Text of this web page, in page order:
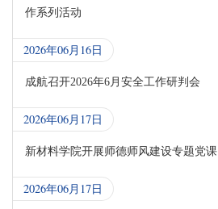
作系列活动
2026年06月16日
成航召开2026年6月安全工作研判会
2026年06月17日
新材料学院开展师德师风建设专题党课
2026年06月17日